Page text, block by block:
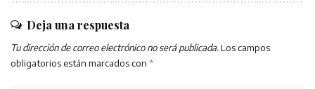
Deja una respuesta
Tu dirección de correo electrónico no será publicada. Los campos
obligatorios están marcados con *